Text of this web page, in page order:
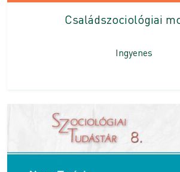
Családszociológiai
Ingyenes